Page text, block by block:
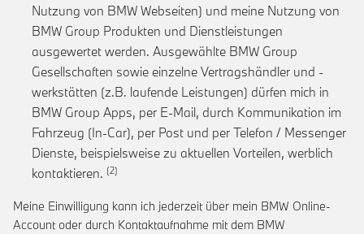
Nutzung von BMW Webseiten) und meine Nutzung von
BMW Group Produkten und Dienstleistungen
ausgewertet werden. Ausgewählte BMW Group
Gesellschaften sowie einzelne Vertragshändler und -
werkstätten (z.B. laufende Leistungen) dürfen mich in
BMW Group Apps, per E-Mail, durch Kommunikation im
Fahrzeug (In-Car), per Post und per Telefon / Messenger
Dienste, beispielsweise zu aktuellen Vorteilen, werblich
kontaktieren. Link zur Fußnote: Einwilligung zur
Meine Einwilligung kann ich jederzeit über mein BMW Online-
Account oder durch Kontaktaufnahme mit dem BMW